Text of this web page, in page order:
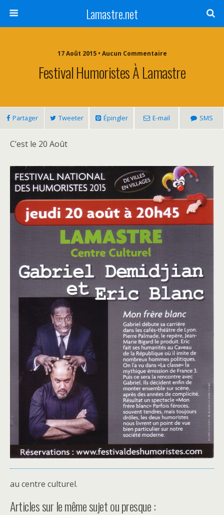
Lamastre.net
17 Août 2015 • Aucun Commentaire
Festival Humoristes À Lamastre
Partager Tweeter Épingler E-mail SMS
C’est le 20 Août
au centre culturel.
Articles sur le même sujet ou presque :